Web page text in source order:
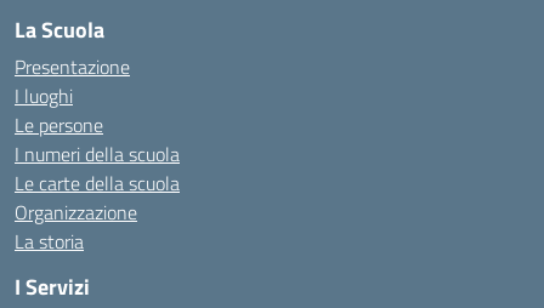
La Scuola
Presentazione
I luoghi
Le persone
I numeri della scuola
Le carte della scuola
Organizzazione
La storia
I Servizi